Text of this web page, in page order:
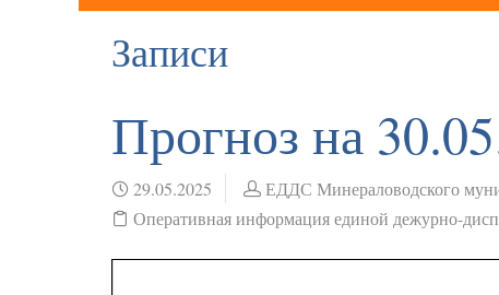
Записи
Прогноз на
29.05.2025
ЕДДС Минераловодского
Оперативная информация единой дежурно-